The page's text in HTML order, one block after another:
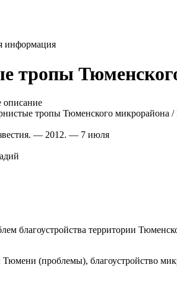
информация
тропы
описание
тропы Тюменского
— 2012. — 7 июля
благоустройства территории
(проблемы), благоустройство